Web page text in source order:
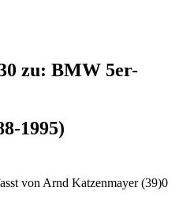
zu: BMW 5er-
1995)
von Arnd Katzenmayer (39)0